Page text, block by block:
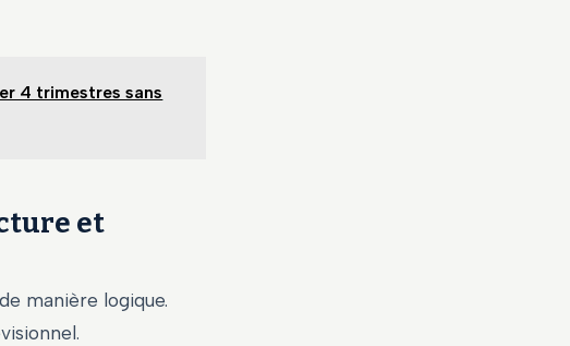
4 trimestres sans
et
manière logique.